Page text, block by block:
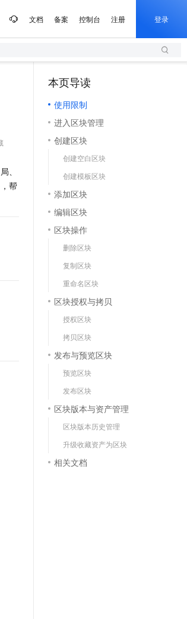
文档 备案 控制台 注册 登录
、
帮
本页导读
使用限制
进入区块管理
创建区块
创建空白区块
创建模板区块
添加区块
编辑区块
区块操作
删除区块
复制区块
重命名区块
区块授权与拷贝
授权区块
拷贝区块
发布与预览区块
预览区块
发布区块
区块版本与资产管理
区块版本历史管理
升级收藏资产为区块
相关文档
语音识别与合成
NEW
一站式AI生产力平台
多模态内容创作工具，已接入 DeepSeek
MariaDB多引擎
轻量应用服务器
数字证书管理服务（原SSL证书）
实现全站HTTPS，呈现可信的WEB访问
大数据开发治理平台 DataWorks
员工
一句话生成原生可编辑精美 PPT 文稿
输入一句话想法, 轻松生成专业的 PPT
一键部署幻兽帕鲁游戏服务器
一键购买专属联机服务器，轻松开启游戏
漫剧工坊：一站式动画创作平台
快速生产连贯的高质量长漫剧
10 分钟搭建微信、支付宝小程序
高效部署网站，快速应用到小程序
路生产力
材
AI 活动
AI 生产力先锋
先锋实践拓展 AI 生产力的边界
飞天发布时刻
所见，即是所愿
从基础到进阶，Agent 创客手把手教你
创新加速
覆盖90%+业务场景，专享组合折扣价
精选AI产品，从模型到应用全链提效
AI 用量加速计划
新老同享，达量后返
阿里云 OPC 创新助力计划
Token 补贴，五大权
益加速 OPC 成功
专业服务
代维服务
堡垒机
AI 应用及服务市场
自然语言处理
数据标注
服务伙伴合作计划
Al MaaS 服务伙伴赋能合作
伙伴信用分合作计划
更多支持
合作伙伴培训与认证
查询合作伙伴
登录合作伙伴管理后台
开发者社区
我要反馈
我要建议
我要投诉
加入我们
校园招聘